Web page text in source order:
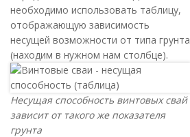
необходимо использовать таблицу,
отображающую зависимость
несущей возможности от типа грунта
(находим в нужном нам столбце).
Несущая способность винтовых свай
зависит от такого же показателя
грунта